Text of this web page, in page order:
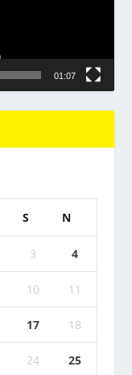
01:07
S N
3 4
10 11
17 18
24 25